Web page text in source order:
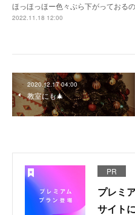
ほっほっほー色々ぶら下がっておる
2022.11.18 12:00
2020.12.17 04:00
教室にも🎄
PR
プレミ
サイトに